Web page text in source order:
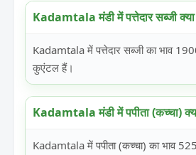
Kadamtala मंडी में पत्तेदार सब्जी क्या
Kadamtala में पत्तेदार सब्जी का भाव
कुएंटल हैं।
Kadamtala मंडी में पपीता (कच्चा)
Kadamtala में पपीता (कच्चा) का भाव